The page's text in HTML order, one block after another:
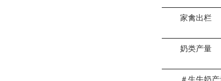
家禽出栏
奶类产量
＃生牛奶